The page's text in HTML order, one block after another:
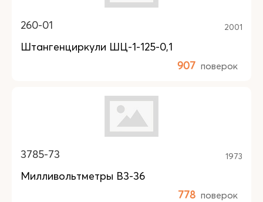
260-01 2001
Штангенциркули ШЦ-1-125-0,1
907 поверок
3785-73 1973
Милливольтметры В3-36
778 поверок